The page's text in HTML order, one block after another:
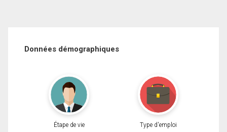
Données démographiques
Étape de vie Type d'emploi